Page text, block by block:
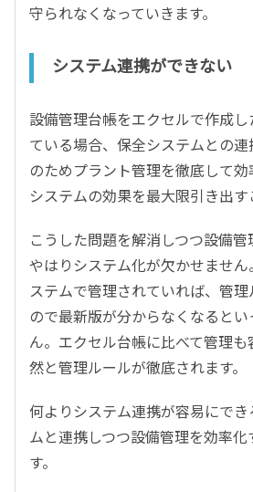
守られなくなっていきます。
システム連携ができない
設備管理台帳をエクセルで作成
ている場合、保全システムとの
のためプラント管理を徹底して効
システムの効果を最大限引き出す
こうした問題を解消しつつ設備
やはりシステム化が欠かせませ
ステムで管理されていれば、管
ので最新版が分からなくなると
ん。エクセル台帳に比べて管理
然と管理ルールが徹底されます。
何よりシステム連携が容易にで
ムと連携しつつ設備管理を効率
す。